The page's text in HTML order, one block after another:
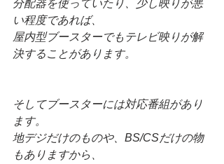
分配器を使っていたり、少し映りが悪
い程度であれば、
屋内型ブースターでもテレビ映りが解
決することがあります。
そしてブースターには対応番組があり
ます。
地デジだけのものや、BS/CSだけの物
もありますから、